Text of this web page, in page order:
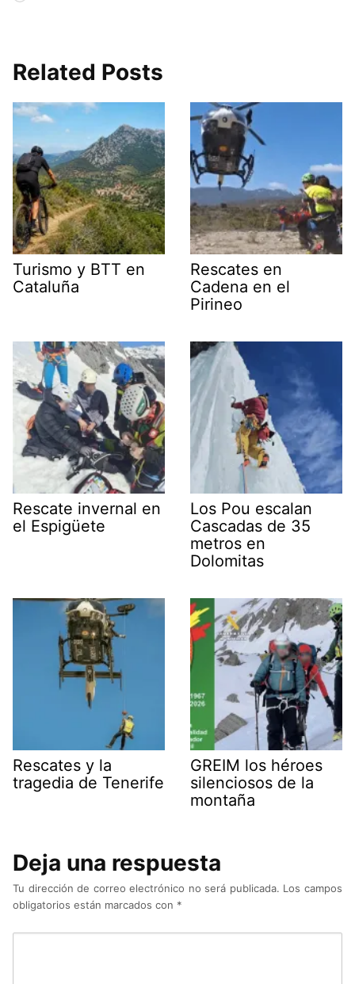
Related Posts
Turismo y BTT en
Cataluña
Rescates en
Cadena en el
Pirineo
Rescate invernal en
el Espigüete
Los Pou escalan
Cascadas de 35
metros en
Dolomitas
Rescates y la
tragedia de Tenerife
GREIM los héroes
silenciosos de la
montaña
Deja una respuesta
Tu dirección de correo electrónico no será publicada. Los campos
obligatorios están marcados con *